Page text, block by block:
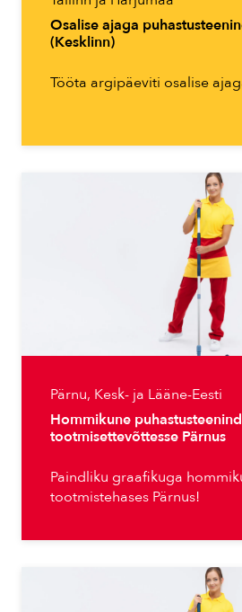
Osalise ajaga
(Kesklinn)
Tööta argipäeviti osalise
Pärnu, Kesk- ja Lääne-Eesti
Hommikune
tootmisettevõttesse Pärnus
Paindliku graafikuga
tootmistehases Pärnus!